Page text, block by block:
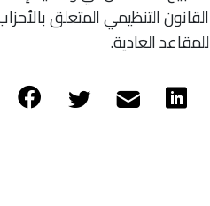
للمقاعد العادية.